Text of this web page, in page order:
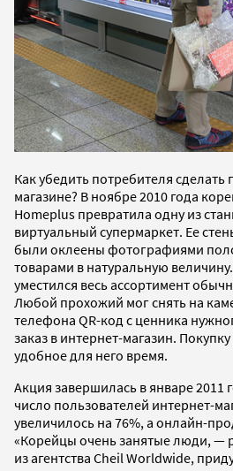
Как убедить потребителя
магазине? В ноябре 2010 года
Homeplus превратила одну из
виртуальный супермаркет. Ее
были оклеены фотографиями
товарами в натуральную
уместился весь ассортимент
Любой прохожий мог снять на
телефона QR-код с ценника
заказ в интернет-магазин.
удобное для него время.
Акция завершилась в январе 2011
число пользователей интернет-
увеличилось на 76%, а онлайн-
«Корейцы очень занятые люди, —
из агентства Cheil Worldwide,